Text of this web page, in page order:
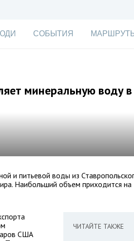
СОБЫТИЯ
минеральную воду
и питьевой воды из
Наибольший объем приходится
ЧИТАЙТЕ ТАКЖЕ
США